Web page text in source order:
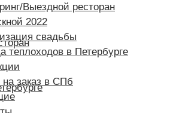
Выездной ресторан
2022
свадьбы
теплоходов в Петербурге
на заказ в СПб